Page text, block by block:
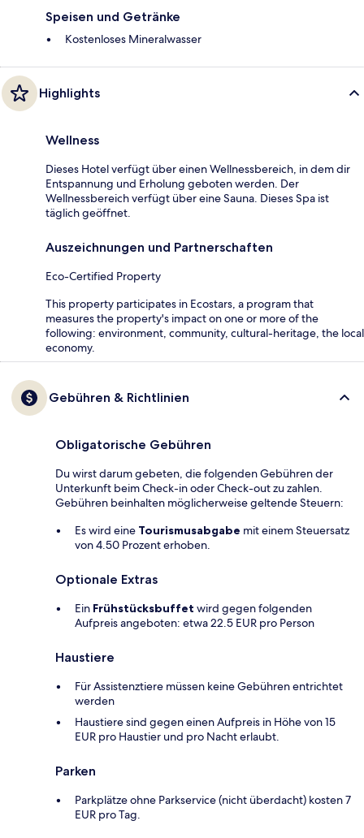
Speisen und Getränke
Kostenloses Mineralwasser
Highlights
Wellness
Dieses Hotel verfügt über einen Wellnessbereich, in dem dir
Entspannung und Erholung geboten werden. Der
Wellnessbereich verfügt über eine Sauna. Dieses Spa ist
täglich geöffnet.
Auszeichnungen und Partnerschaften
Eco-Certified Property
This property participates in Ecostars, a program that
measures the property's impact on one or more of the
following: environment, community, cultural-heritage, the local
economy.
Gebühren & Richtlinien
Obligatorische Gebühren
Du wirst darum gebeten, die folgenden Gebühren der
Unterkunft beim Check-in oder Check-out zu zahlen.
Gebühren beinhalten möglicherweise geltende Steuern:
Es wird eine Tourismusabgabe mit einem Steuersatz
von 4.50 Prozent erhoben.
Optionale Extras
Ein Frühstücksbuffet wird gegen folgenden
Aufpreis angeboten: etwa 22.5 EUR pro Person
Haustiere
Für Assistenztiere müssen keine Gebühren entrichtet
werden
Haustiere sind gegen einen Aufpreis in Höhe von 15
EUR pro Haustier und pro Nacht erlaubt.
Parken
Parkplätze ohne Parkservice (nicht überdacht) kosten 7
EUR pro Tag.